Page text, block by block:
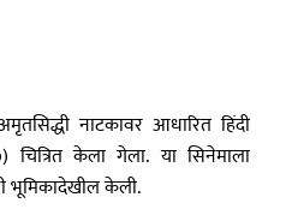
नाटकावर आधारित हिंदी
चित्रित केला गेला. या सिनेमाला
भूमिकादेखील केली.